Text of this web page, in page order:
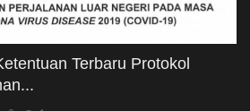
Terbaru Protokol